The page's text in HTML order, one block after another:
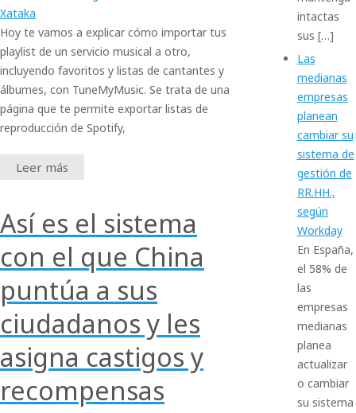
Xataka
Hoy te vamos a explicar cómo importar tus
playlist de un servicio musical a otro,
incluyendo favoritos y listas de cantantes y
álbumes, con TuneMyMusic. Se trata de una
página que te permite exportar listas de
reproducción de Spotify,
Leer más
Así es el sistema
con el que China
puntúa a sus
ciudadanos y les
asigna castigos y
recompensas
intactas
sus […]
Las
medianas
empresas
planean
cambiar su
sistema de
gestión de
RR.HH.,
según
Workday
En España,
el 58% de
las
empresas
medianas
planea
actualizar
o cambiar
su sistema